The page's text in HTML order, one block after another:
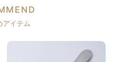
アイテム